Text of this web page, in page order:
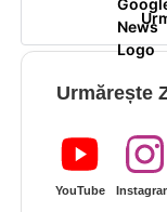
Urmărește
YouTube